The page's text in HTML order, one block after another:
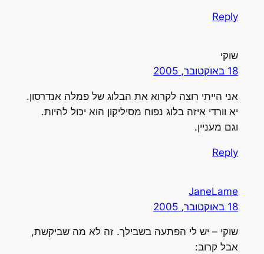
Reply
שוקי
18 באוקטובר, 2005
אני הייתי רוצה לקרוא את הבלוג של פמלה אנדרסון.
יא וורדי איזה בלוג נפוח מסיליקון הוא יכול להיות.
וגם מעניין.
Reply
JaneLame
18 באוקטובר, 2005
שוקי – יש לי הפתעה בשבילך. זה לא מה שביקשת,
אבל קרוב: